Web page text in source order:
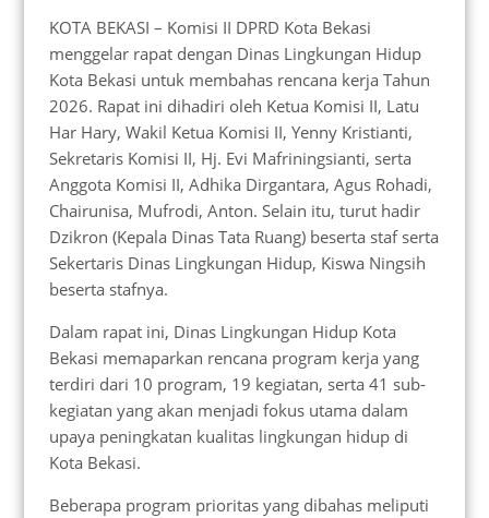
KOTA BEKASI – Komisi II DPRD Kota Bekasi
menggelar rapat dengan Dinas Lingkungan Hidup
Kota Bekasi untuk membahas rencana kerja Tahun
2026. Rapat ini dihadiri oleh Ketua Komisi II, Latu
Har Hary, Wakil Ketua Komisi II, Yenny Kristianti,
Sekretaris Komisi II, Hj. Evi Mafriningsianti, serta
Anggota Komisi II, Adhika Dirgantara, Agus Rohadi,
Chairunisa, Mufrodi, Anton. Selain itu, turut hadir
Dzikron (Kepala Dinas Tata Ruang) beserta staf serta
Sekertaris Dinas Lingkungan Hidup, Kiswa Ningsih
beserta stafnya.
Dalam rapat ini, Dinas Lingkungan Hidup Kota
Bekasi memaparkan rencana program kerja yang
terdiri dari 10 program, 19 kegiatan, serta 41 sub-
kegiatan yang akan menjadi fokus utama dalam
upaya peningkatan kualitas lingkungan hidup di
Kota Bekasi.
Beberapa program prioritas yang dibahas meliputi